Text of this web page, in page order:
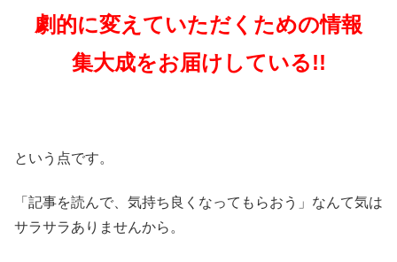
劇的に変えていただくための情報
集大成をお届けしている!!
という点です。
「記事を読んで、気持ち良くなってもらおう」なんて気は
サラサラありませんから。